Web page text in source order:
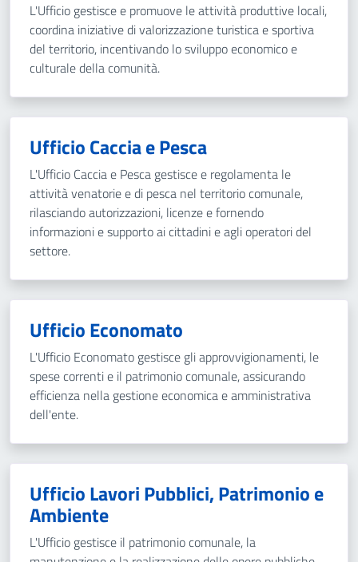
L'Ufficio gestisce e promuove le attività produttive locali,
coordina iniziative di valorizzazione turistica e sportiva
del territorio, incentivando lo sviluppo economico e
culturale della comunità.
Ufficio Caccia e Pesca
L'Ufficio Caccia e Pesca gestisce e regolamenta le
attività venatorie e di pesca nel territorio comunale,
rilasciando autorizzazioni, licenze e fornendo
informazioni e supporto ai cittadini e agli operatori del
settore.
Ufficio Economato
L'Ufficio Economato gestisce gli approvvigionamenti, le
spese correnti e il patrimonio comunale, assicurando
efficienza nella gestione economica e amministrativa
dell'ente.
Ufficio Lavori Pubblici, Patrimonio e
Ambiente
L'Ufficio gestisce il patrimonio comunale, la